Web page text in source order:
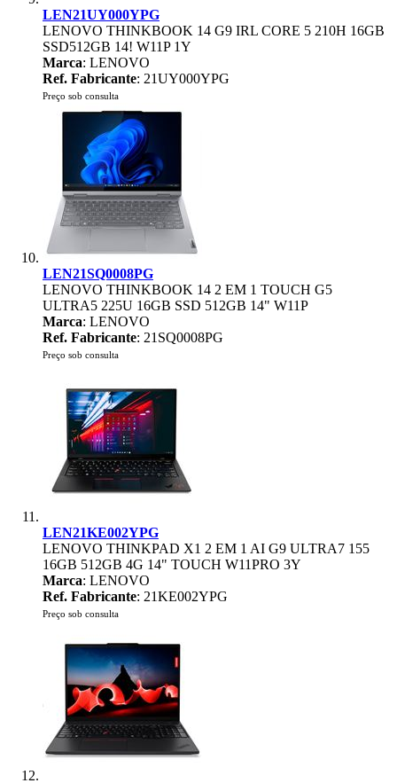
LEN21UY000YPG
LENOVO THINKBOOK 14 G9 IRL CORE 5 210H 16GB
SSD512GB 14! W11P 1Y
Marca: LENOVO
Ref. Fabricante: 21UY000YPG
Preço sob consulta
LEN21SQ0008PG
LENOVO THINKBOOK 14 2 EM 1 TOUCH G5
ULTRA5 225U 16GB SSD 512GB 14" W11P
Marca: LENOVO
Ref. Fabricante: 21SQ0008PG
Preço sob consulta
LEN21KE002YPG
LENOVO THINKPAD X1 2 EM 1 AI G9 ULTRA7 155
16GB 512GB 4G 14" TOUCH W11PRO 3Y
Marca: LENOVO
Ref. Fabricante: 21KE002YPG
Preço sob consulta